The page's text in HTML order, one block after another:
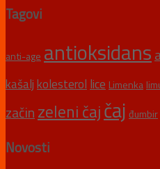
Tagovi
anti-age antioksidans
kašaljkolesterol lice Limenka
začin zeleni čajčaj đumbir
Novosti